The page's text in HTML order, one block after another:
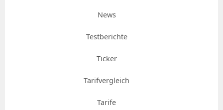
News
Testberichte
Ticker
Tarifvergleich
Tarife